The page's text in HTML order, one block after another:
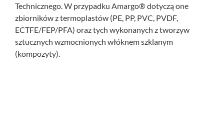
Technicznego. W przypadku Amargo® dotyczą one
zbiorników z termoplastów (PE, PP, PVC, PVDF,
ECTFE/FEP/PFA) oraz tych wykonanych z tworzyw
sztucznych wzmocnionych włóknem szklanym
(kompozyty).